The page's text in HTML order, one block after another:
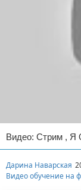
Видео: Стрим
Дарина Наварская
Видео обучение на